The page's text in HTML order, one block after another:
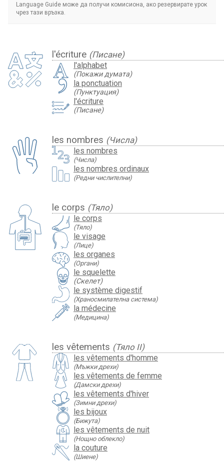
l'écriture (Писане)
l'alphabet
(Покажи думата)
la ponctuation
(Пунктуация)
l'écriture
(Писане)
les nombres (Числа)
les nombres
(Числа)
les nombres ordinaux
(Редни числителни)
le corps (Тяло)
le corps
(Тяло)
le visage
(Лице)
les organes
(Органи)
le squelette
(Скелет)
le système digestif
(Храносмилателна система)
la médecine
(Медицина)
les vêtements (Тяло II)
les vêtements d'homme
(Мъжки дрехи)
les vêtements de femme
(Дамски дрехи)
les vêtements d'hiver
(Зимни дрехи)
les bijoux
(Бижута)
les vêtements de nuit
(Нощно облекло)
la couture
(Шиене)
Language Guide може да получи комисиона, ако резервирате урок
чрез тази връзка.